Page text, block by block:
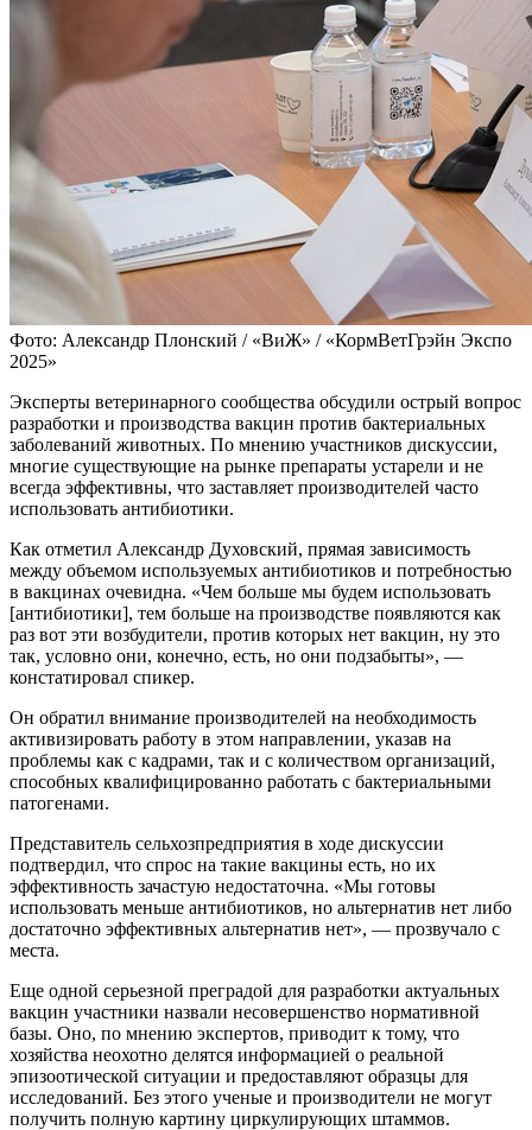
Фото: Александр Плонский / «ВиЖ» / «КормВетГрэйн Экспо
2025»
Эксперты ветеринарного сообщества обсудили острый вопрос
разработки и производства вакцин против бактериальных
заболеваний животных. По мнению участников дискуссии,
многие существующие на рынке препараты устарели и не
всегда эффективны, что заставляет производителей часто
использовать антибиотики.
Как отметил Александр Духовский, прямая зависимость
между объемом используемых антибиотиков и потребностью
в вакцинах очевидна. «Чем больше мы будем использовать
[антибиотики], тем больше на производстве появляются как
раз вот эти возбудители, против которых нет вакцин, ну это
так, условно они, конечно, есть, но они подзабыты», —
констатировал спикер.
Он обратил внимание производителей на необходимость
активизировать работу в этом направлении, указав на
проблемы как с кадрами, так и с количеством организаций,
способных квалифицированно работать с бактериальными
патогенами.
Представитель сельхозпредприятия в ходе дискуссии
подтвердил, что спрос на такие вакцины есть, но их
эффективность зачастую недостаточна. «Мы готовы
использовать меньше антибиотиков, но альтернатив нет либо
достаточно эффективных альтернатив нет», — прозвучало с
места.
Еще одной серьезной преградой для разработки актуальных
вакцин участники назвали несовершенство нормативной
базы. Оно, по мнению экспертов, приводит к тому, что
хозяйства неохотно делятся информацией о реальной
эпизоотической ситуации и предоставляют образцы для
исследований. Без этого ученые и производители не могут
получить полную картину циркулирующих штаммов.